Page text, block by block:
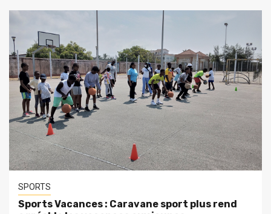
SPORTS
Sports Vacances : Caravane sport plus rend